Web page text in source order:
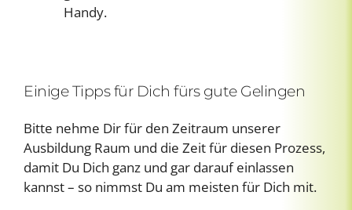
Handy.
Einige Tipps für Dich fürs gute Gelingen
Bitte nehme Dir für den Zeitraum unserer
Ausbildung Raum und die Zeit für diesen Prozess,
damit Du Dich ganz und gar darauf einlassen
kannst – so nimmst Du am meisten für Dich mit.